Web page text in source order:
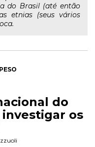
do Brasil (até então
etnias (seus vários
do
os